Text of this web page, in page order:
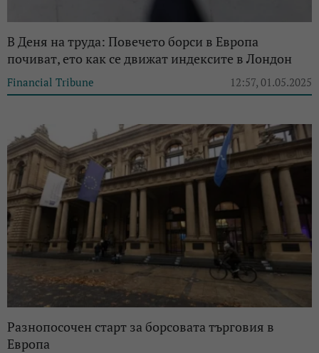
В Деня на труда: Повечето борси в Европа
почиват, ето как се движат индексите в Лондон
Financial Tribune 12:57, 01.05.2025
Разнопосочен старт за борсовата търговия в
Европа